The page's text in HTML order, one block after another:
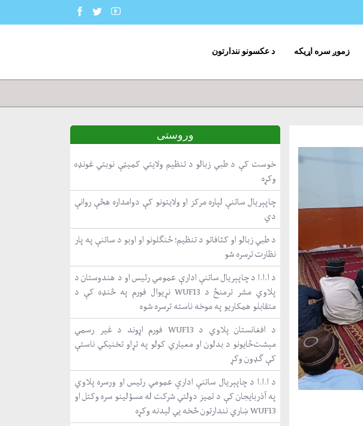
د عکسونو نندارتون زموږ سره اړیکه
وروستی
خوست کې د طبي زبالو د تنظیم ولایتي کمیټې نوبتي غونډه
وکړه
چاپېریال ساتنې لپاره مرکز او ولایتونو کې دوامداره هڅې روانې
دي
د طبي زبالو او کثافاتو د تنظیم؛ ځنګلونو او اوبو د ساتنې په پار
نظارت ترسره شو
د ا.ا.ا د چاپېریال ساتنې ادارې عمومي رئیس او د هندوستان د
پلاوي مشر ترمنځ د WUF13 نړیوال فورم په څنډه کې د
متقابلو همکاریو په موخه ناسته ترسره شوه
د افغانستان پلاوي د WUF13 فورم اړوند د غیر رسمي
مېشت‌ځایونو د بدلون او معیاري کولو په تړاو تخنیکي ناستې
کې ګډون وکړ
د ا.ا.ا د چاپېریال ساتنې ادارې عمومي رئیس او ورسره پلاوي
په آذربایجان کې د تمیز دولتي شرکت له مسؤلینو سره وکتل او
WUF13 ښاري نندارتون څخه یي لیدنه وکړه